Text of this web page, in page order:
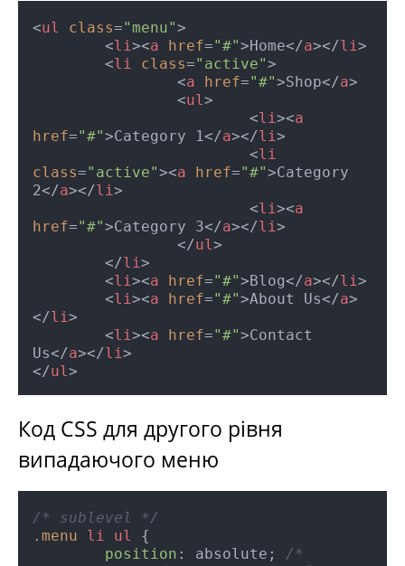
<ul class="menu">
<li><a href="#">Home</a></li>
<li class="active">
<a href="#">Shop</a>
<ul>
<li><a
href="#">Category 1</a></li>
<li
class="active"><a href="#">Category
2</a></li>
<li><a
href="#">Category 3</a></li>
</ul>
</li>
<li><a href="#">Blog</a></li>
<li><a href="#">About Us</a>
</li>
<li><a href="#">Contact
Us</a></li>
</ul>
Код CSS для другого рівня
випадаючого меню
/* sublevel */
.menu
li ul
{
position : absolute; /*